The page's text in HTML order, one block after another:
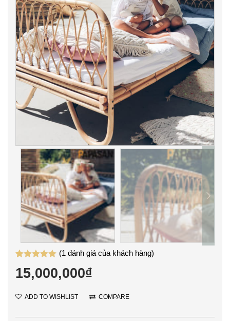
dựa trên
đánh giá
(1 đánh giá của khách hàng)
15,000,000₫
ADD TO WISHLIST COMPARE